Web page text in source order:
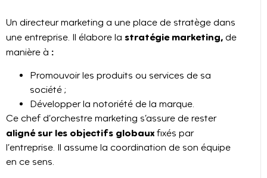
Un directeur marketing a une place de stratège dans
une entreprise. Il élabore la stratégie marketing, de
manière à :
Promouvoir les produits ou services de sa
société ;
Développer la notoriété de la marque.
Ce chef d’orchestre marketing s’assure de rester
aligné sur les objectifs globaux fixés par
l’entreprise. Il assume la coordination de son équipe
en ce sens.